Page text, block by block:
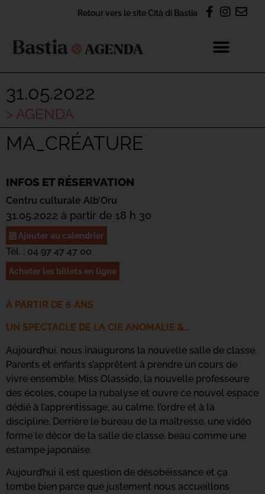
Retour vers le site Cità di Bastia
31.05.2022
> AGENDA
MA_CRÉATURE
INFOS ET RÉSERVATION
Centru culturale Alb’Oru
31.05.2022 à partir de 18 h 30
Ajouter au calendrier
Tél. : 04 97 47 47 00
Acheter les billets en ligne
À PARTIR DE 6 ANS
UN SPECTACLE DE LA CIE ANOMALIE &…
Aujourd’hui, nous inaugurons la nouvelle salle de classe.
Parents et enfants s’apprêtent à prendre un cours de
vivre ensemble. Miss Olassido, la nouvelle professeure
des écoles, coupe la rubalyse et ouvre ce nouvel espace
dédié à l’apprentissage, au calme, l’ordre et à la
discipline. Derrière le bureau de la maîtresse, une vidéo
forme le décor de la salle de classe, beau comme une
estampe japonaise.
Aujourd’hui il est question de désobéissance et ça
tombe bien parce que justement nous accueillons